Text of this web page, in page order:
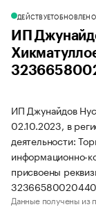
ДЕЙСТВУЕТОБНОВЛЕНО
ИП
ИП Джунайдов
02.10.2023, в
деятельности:
информационно-
присвоены
Данные получены из